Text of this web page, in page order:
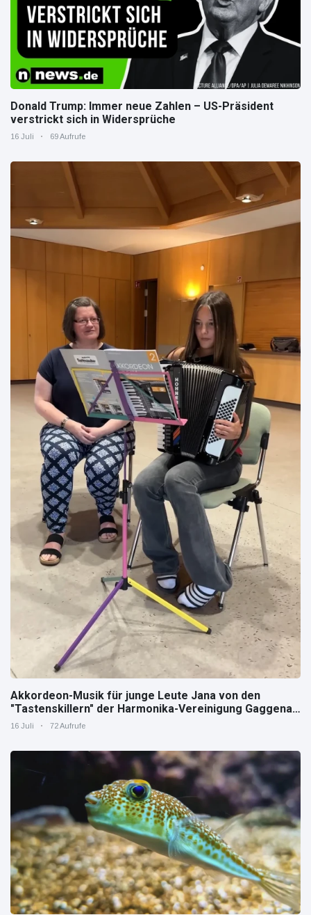
Donald Trump: Immer neue Zahlen – US-Präsident
verstrickt sich in Widersprüche
16 Juli 69 Aufrufe
Akkordeon-Musik für junge Leute Jana von den
"Tastenskillern" der Harmonika-Vereinigung Gaggenau
zeigt, wie "jung" das Instrument sein kann.
16 Juli 72 Aufrufe